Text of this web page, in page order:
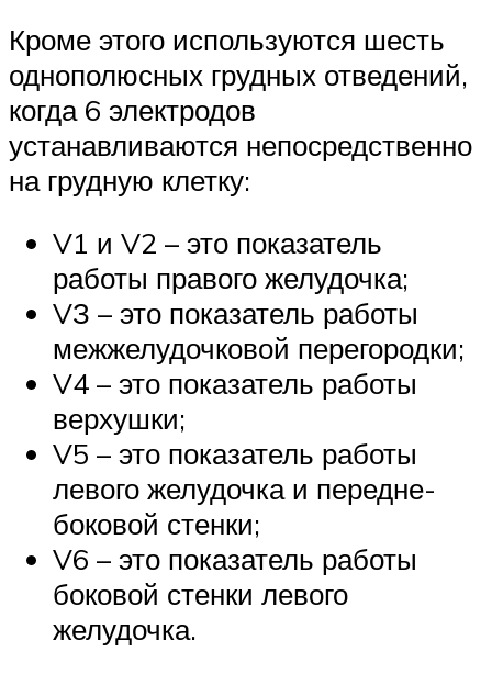
Кроме этого используются шесть
однополюсных грудных отведений,
когда 6 электродов
устанавливаются непосредственно
на грудную клетку:
V1 и V2 – это показатель
работы правого желудочка;
VЗ – это показатель работы
межжелудочковой перегородки;
V4 – это показатель работы
верхушки;
V5 – это показатель работы
левого желудочка и передне-
боковой стенки;
V6 – это показатель работы
боковой стенки левого
желудочка.